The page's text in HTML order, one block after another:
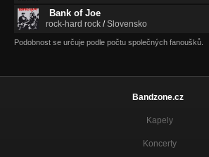
Bank of Joe
rock-hard rock /Slovensko
Podobnost se určuje podle počtu společných fanoušků.
Bandzone.cz
Kapely
Koncerty